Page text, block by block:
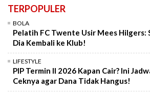
TERPOPULER
BOLA
Pelatih FC Twente Usir Mees Hilgers:
Dia Kembali ke Klub!
LIFESTYLE
PIP Termin II 2026 Kapan Cair? Ini
Ceknya agar Dana Tidak Hangus!